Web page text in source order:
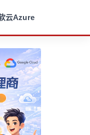
云Azure